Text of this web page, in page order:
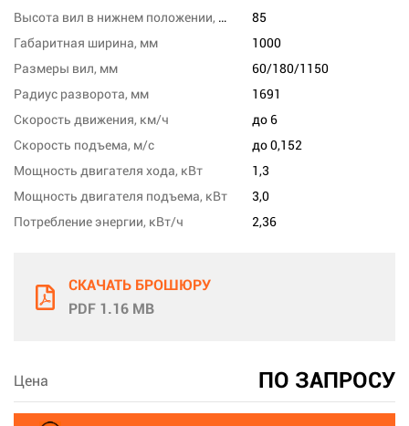
Высота вил в нижнем положении, мм
85
Габаритная ширина, мм
1000
Размеры вил, мм
60/180/1150
Радиус разворота, мм
1691
Скорость движения, км/ч
до 6
Скорость подъема, м/с
до 0,152
Мощность двигателя хода, кВт
1,3
Мощность двигателя подъема, кВт
3,0
Потребление энергии, кВт/ч
2,36
СКАЧАТЬ БРОШЮРУ
PDF 1.16 MB
Цена ПО ЗАПРОСУ